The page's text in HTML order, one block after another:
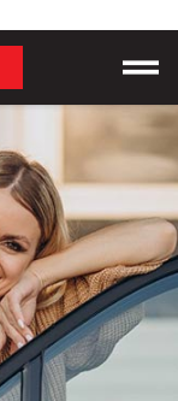
pitanja